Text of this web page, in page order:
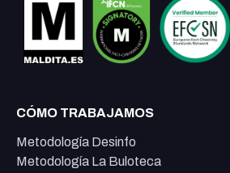
CÓMO TRABAJAMOS
Metodología Desinfo
Metodología La Buloteca